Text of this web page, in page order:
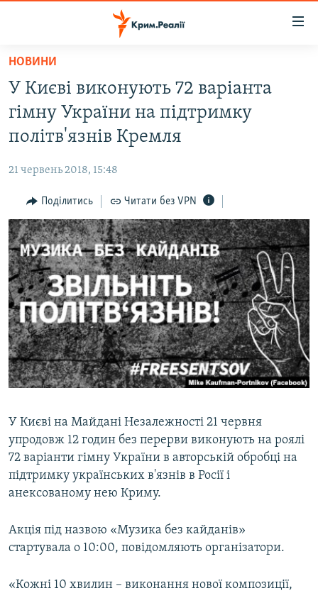
Перейти
основного
матеріалу
Перейти
до
основної
навігації
Перейти
до
пошуку
ВІДЕО ТА ФОТО
БЛОГИ
ПОГЛЯД
ІНТЕРВ'Ю
ВСЕ ЗА ДЕНЬ
СПЕЦПРОЕКТИ
ДЕПОРТАЦІЯ
ВІДЕОУРОКИ «ELIFBE»
СВІДЧЕННЯ ОКУПАЦІЇ
УКРАЇНСЬКА ПРОБЛЕМА КРИМУ
ЯК ОБІЙТИ БЛОКУВАННЯ
Русский
Qırımtatar
Усі сайти RFE/RL
НОВИНИ
У Києві виконують 72 варіанта
гімну України на підтримку
політв'язнів Кремля
21 червень 2018, 15:48
Поділитись Читати без VPN
У Києві на Майдані Незалежності 21 червня
упродовж 12 годин без перерви виконують на роялі
72 варіанти гімну України в авторській обробці на
підтримку українських в'язнів в Росії і
анексованому нею Криму.
Акція під назвою «Музика без кайданів»
стартувала о 10:00, повідомляють організатори.
«Кожні 10 хвилин – виконання нової композиції,